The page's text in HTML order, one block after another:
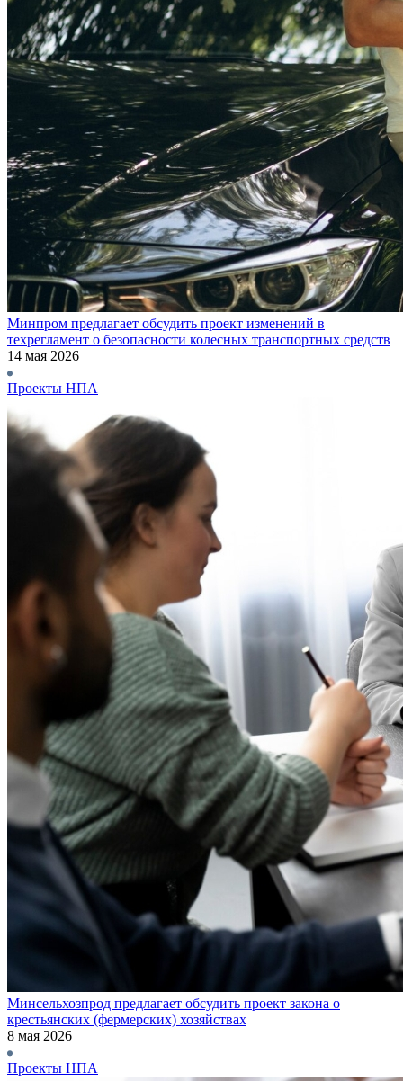
Минпром предлагает обсудить проект изменений в
техрегламент о безопасности колесных транспортных средств
14 мая 2026
Проекты НПА
Минсельхозпрод предлагает обсудить проект закона о
крестьянских (фермерских) хозяйствах
8 мая 2026
Проекты НПА